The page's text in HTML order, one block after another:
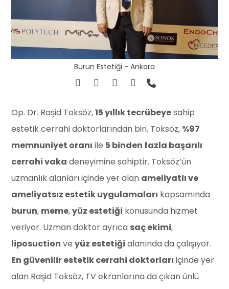
Burun Estetiği - Ankara
Op. Dr. Raşid Toksöz,15 yıllık tecrübeyesahip
estetik cerrahi doktorlarından biri. Toksöz, %97
memnuniyet oranı ile 5 binden fazla başarılı
cerrahi vaka deneyimine sahiptir. Toksöz’ün
uzmanlık alanları içinde yer alan ameliyatlı ve
ameliyatsız estetik uygulamaları kapsamında
burun, meme,yüz estetiği konusunda hizmet
veriyor. Uzman doktor ayrıca saç ekimi,
liposuction veyüz estetiği alanında da çalışıyor.
En güvenilir estetik cerrahi doktorları içinde yer
alan Raşid Toksöz, TV ekranlarına da çıkan ünlü